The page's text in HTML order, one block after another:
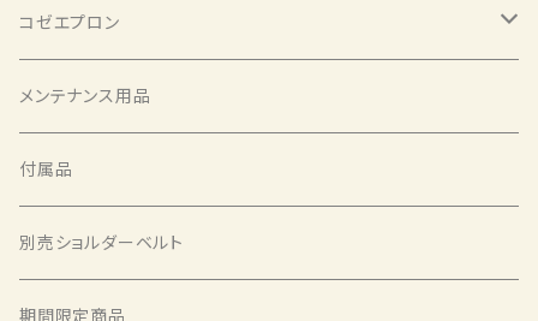
2Wayメッセンジャーバッグ
トート型メッセンジャーバッグ
2Wayメッセンジャーバッグ
バックパック
パニアバッグ
ハンドルバッグ
お一人さまシート
ポーチ ワイド
ポーチ ノーマル
ショルダーベルトパッド
ベルトポケット
コゼエプロン
コゼエプロン ショート
コゼエプロン ロング
メンテナンス用品
付属品
別売ショルダーベルト
期間限定商品